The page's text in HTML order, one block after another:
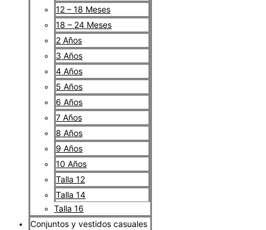
12 – 18 Meses
18 – 24 Meses
2 Años
3 Años
4 Años
5 Años
6 Años
7 Años
8 Años
9 Años
10 Años
Talla 12
Talla 14
Talla 16
Conjuntos y vestidos casuales